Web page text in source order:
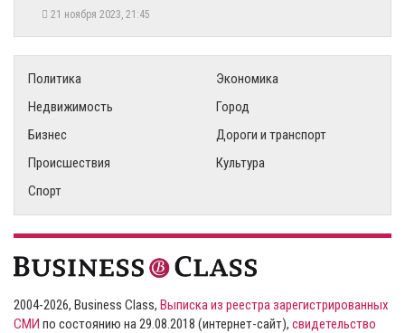
21 ноября 2023, 21:45
Политика
Экономика
Недвижимость
Город
Бизнес
Дороги и транспорт
Происшествия
Культура
Спорт
2004-2026, Business Class, Выписка из реестра зарегистрированных
СМИ по состоянию на 29.08.2018 (интернет-сайт), свидетельство